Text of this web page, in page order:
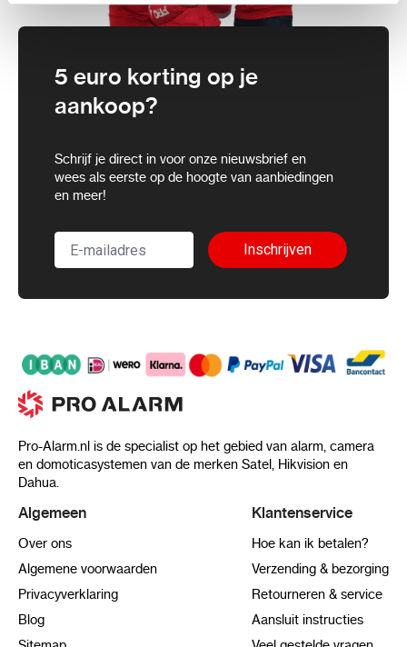
5 euro korting op je
aankoop?
Schrijf je direct in voor onze nieuwsbrief en
wees als eerste op de hoogte van aanbiedingen
en meer!
Inschrijven
Pro-Alarm.nl is de specialist op het gebied van alarm, camera
en domoticasystemen van de merken Satel, Hikvision en
Dahua.
Algemeen
Over ons
Algemene voorwaarden
Privacyverklaring
Blog
Klantenservice
Hoe kan ik betalen?
Verzending & bezorging
Retourneren & service
Aansluit instructies